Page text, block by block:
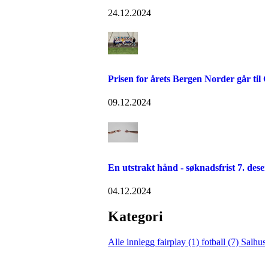
24.12.2024
Prisen for årets Bergen Norder går til
09.12.2024
En utstrakt hånd - søknadsfrist 7.
04.12.2024
Kategori
Alle innlegg fairplay (1) fotball (7)